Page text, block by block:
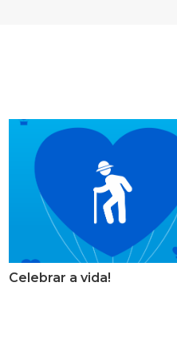
Celebrar a vida!